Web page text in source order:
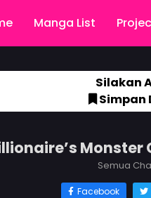
Manga List
Silakan
Simpan
Semua
Facebook